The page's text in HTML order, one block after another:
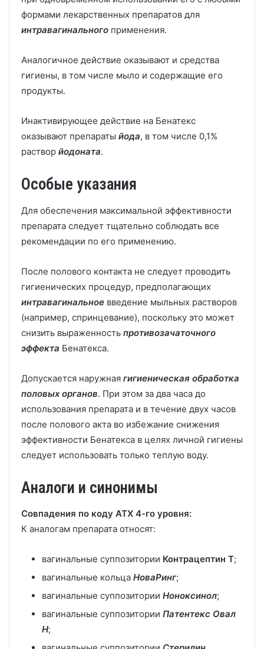
формами лекарственных препаратов для
интравагинального применения.
Аналогичное действие оказывают и средства
гигиены, в том числе мыло и содержащие его
продукты.
Инактивирующее действие на Бенатекс
оказывают препараты йода, в том числе 0,1%
раствор йодоната.
Особые указания
Для обеспечения максимальной эффективности
препарата следует тщательно соблюдать все
рекомендации по его применению.
После полового контакта не следует проводить
гигиенических процедур, предполагающих
интравагинальное введение мыльных растворов
(например, спринцевание), поскольку это может
снизить выраженность противозачаточного
эффекта Бенатекса.
Допускается наружная гигиеническая обработка
половых органов. При этом за два часа до
использования препарата и в течение двух часов
после полового акта во избежание снижения
эффективности Бенатекса в целях личной гигиены
следует использовать только теплую воду.
Аналоги и синонимы
Совпадения по коду АТХ 4-го уровня:
К аналогам препарата относят:
вагинальные суппозитории Контрацептин Т;
вагинальные кольца НоваРинг;
вагинальные суппозитории Ноноксинол;
вагинальные суппозитории Патентекс Овал
Н;